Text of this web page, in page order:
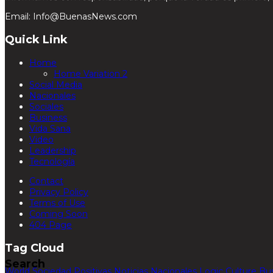
Email: Info@BuenasNews.com
Quick Link
Home
Home Variation 2
Social Media
Nacionales
Sociales
Business
Vida Sana
Video
Leadership
Tecnología
Contact
Privacy Policy
Terms of Use
Coming Soon
404 Page
Tag Cloud
Search